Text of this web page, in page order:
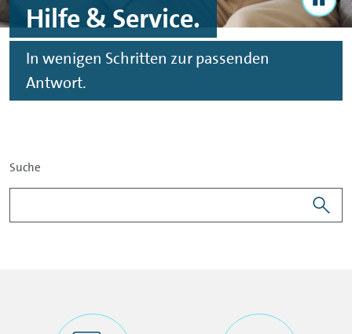
Hilfe & Service.
In wenigen Schritten zur passenden
Antwort.
Suche